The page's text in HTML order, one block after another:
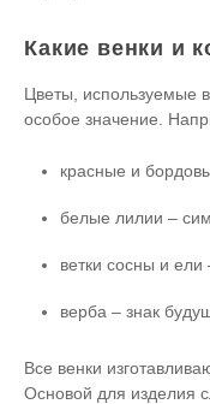
Какие венки и
Цветы, используемые
особое значение.
красные и
белые лилии –
ветки сосны и
верба – знак
Все венки
Основой для изделия